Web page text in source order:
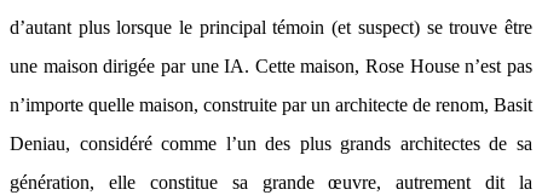
d’autant plus lorsque le principal témoin (et suspect) se trouve être
une maison dirigée par une IA. Cette maison, Rose House n’est pas
n’importe quelle maison, construite par un architecte de renom, Basit
Deniau, considéré comme l’un des plus grands architectes de sa
génération, elle constitue sa grande œuvre, autrement dit la